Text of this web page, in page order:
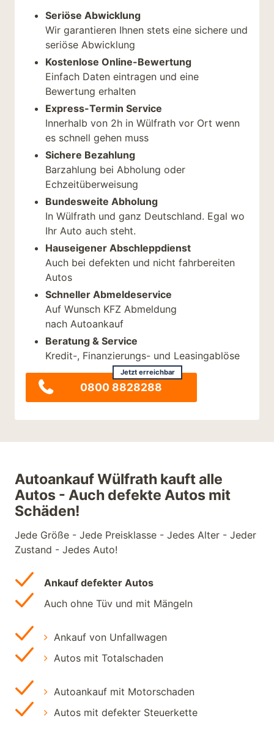
Seriöse Abwicklung
Wir garantieren Ihnen stets eine sichere und
seriöse Abwicklung
Kostenlose Online-Bewertung
Einfach Daten eintragen und eine
Bewertung erhalten
Express-Termin Service
Innerhalb von 2h in Wülfrath vor Ort wenn
es schnell gehen muss
Sichere Bezahlung
Barzahlung bei Abholung oder
Echzeitüberweisung
Bundesweite Abholung
In Wülfrath und ganz Deutschland. Egal wo
Ihr Auto auch steht.
Hauseigener Abschleppdienst
Auch bei defekten und nicht fahrbereiten
Autos
Schneller Abmeldeservice
Auf Wunsch KFZ Abmeldung
nach Autoankauf
Beratung & Service
Kredit-, Finanzierungs- und Leasingablöse
0800 8828288
Jetzt erreichbar
Autoankauf Wülfrath kauft alle
Autos - Auch defekte Autos mit
Schäden!
Jede Größe - Jede Preisklasse - Jedes Alter - Jeder
Zustand - Jedes Auto!
Ankauf defekter Autos
Auch ohne Tüv und mit Mängeln
Ankauf von Unfallwagen
Autos mit Totalschaden
Autoankauf mit Motorschaden
Autos mit defekter Steuerkette